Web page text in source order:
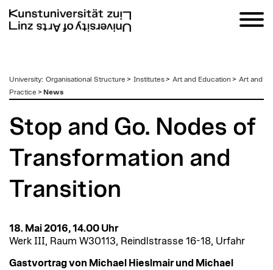
zum
Inhalt
University: Organisational Structure > Institutes> Art and Education > Art and
Practice > News
Stop and Go. Nodes of
Transformation and
Transition
18. Mai 2016, 14.00 Uhr
Werk III, Raum W30113, Reindlstrasse 16-18, Urfahr
Gastvortrag von Michael Hieslmair und Michael